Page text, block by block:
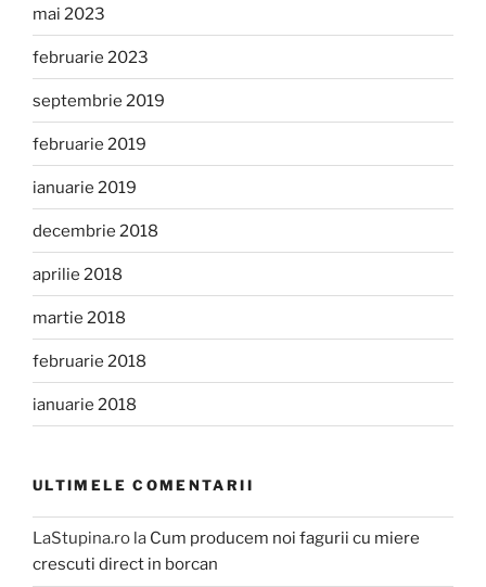
mai 2023
februarie 2023
septembrie 2019
februarie 2019
ianuarie 2019
decembrie 2018
aprilie 2018
martie 2018
februarie 2018
ianuarie 2018
ULTIMELE COMENTARII
LaStupina.ro la Cum producem noi fagurii cu miere
crescuti direct in borcan